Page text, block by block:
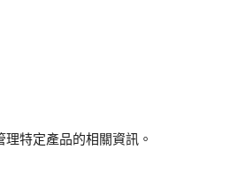
特定產品的相關資訊。